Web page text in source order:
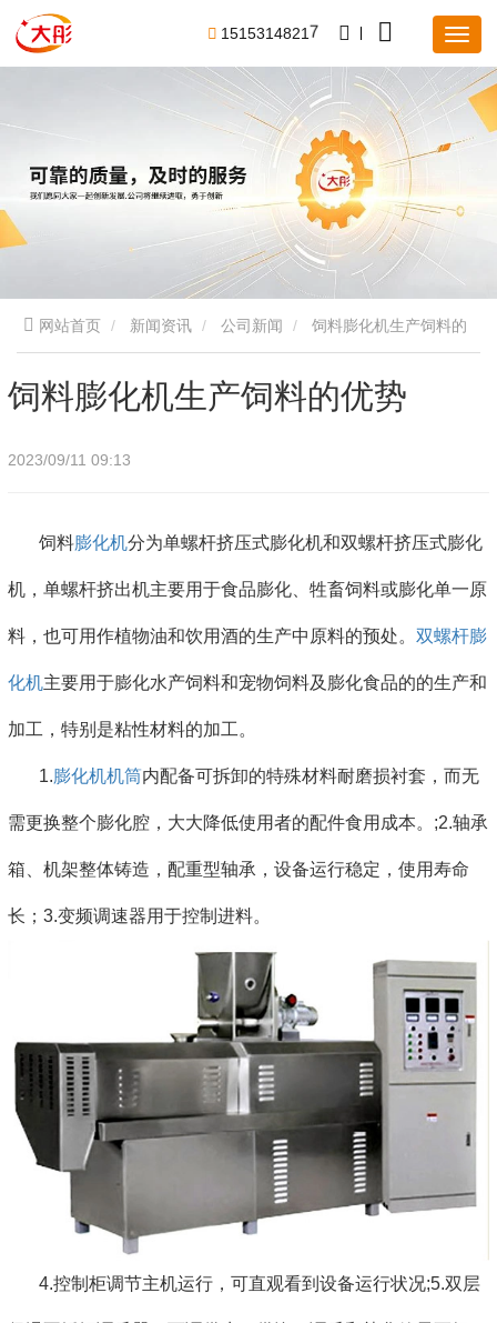
1515314821 7
网站首页 新闻资讯 公司新闻
优势
饲料膨化机生产饲料的优势
2023/09/11 09:13
饲料膨化机分为单螺杆挤压式膨化机和双螺杆挤压式膨化
机，单螺杆挤出机主要用于食品膨化、牲畜饲料或膨化单一原
料，也可用作植物油和饮用酒的生产中原料的预处。 双螺杆膨
化机主要用于膨化水产饲料和宠物饲料及膨化食品的的生产和
加工，特别是粘性材料的加工。
1.膨化机机筒内配备可拆卸的特殊材料耐磨损衬套，而无
需更换整个膨化腔，大大降低使用者的配件食用成本。;2.轴承
箱、机架整体铸造，配重型轴承，设备运行稳定，使用寿命
长；3.变频调速器用于控制进料。
4.控制柜调节主机运行，可直观看到设备运行状况;5.双层